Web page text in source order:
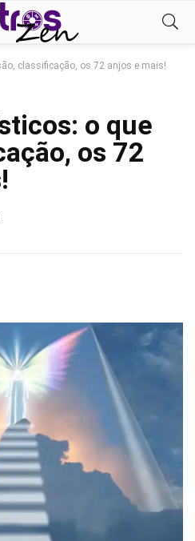
classificação, os 72 anjos e mais!
o que
os 72